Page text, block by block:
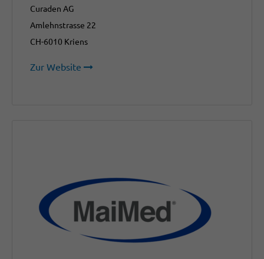
Curaden AG
Amlehnstrasse 22
CH-6010 Kriens
Zur Website